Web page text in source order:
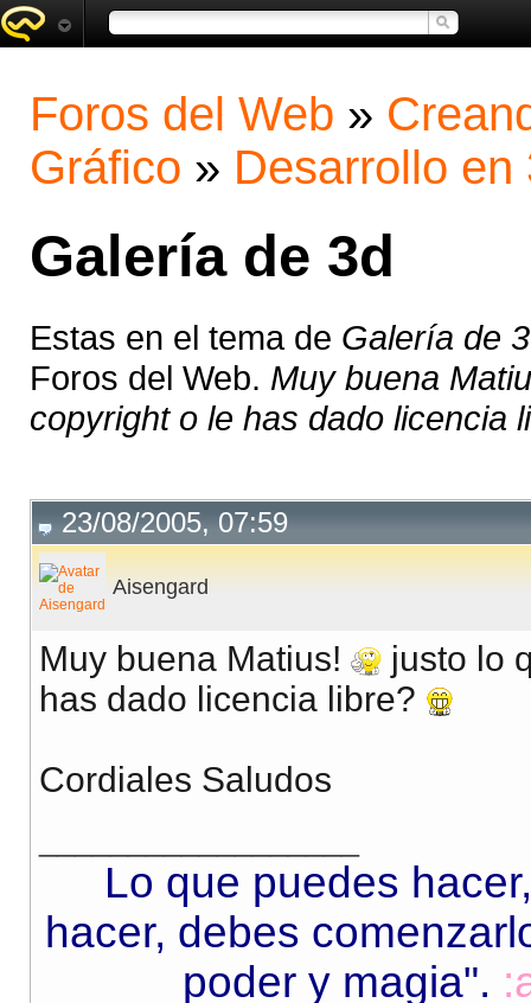
Foros del Web »
Gráfico » Desarrollo en
Galería de 3d
Estas en el tema de Galería de
Foros del Web. Muy buena
copyright o le has dado licencia
23/08/2005, 07:59
Aisengard
Muy buena Matius!
justo lo
has dado licencia libre?
Cordiales Saludos
Lo que puedes
hacer, debes
poder y magia".